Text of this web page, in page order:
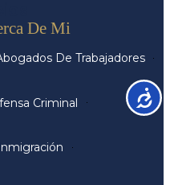
De Mi
De Trabajadores
Criminal